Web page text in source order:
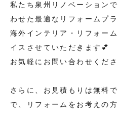
私たち泉州リノベーション
わせた最適なリフォームプ
海外インテリア・リフォー
イスさせていただきます💕
お気軽にお問い合わせくだ
さらに、お見積もりは無料
で、リフォームをお考えの